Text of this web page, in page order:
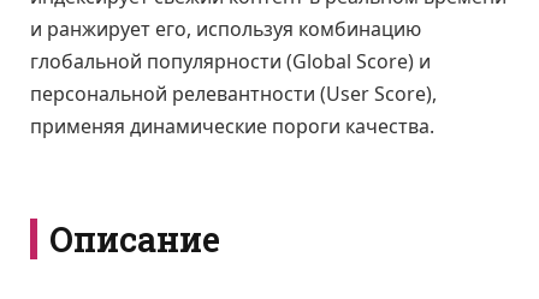
и ранжирует его, используя комбинацию
глобальной популярности (Global Score) и
персональной релевантности (User Score),
применяя динамические пороги качества.
Описание